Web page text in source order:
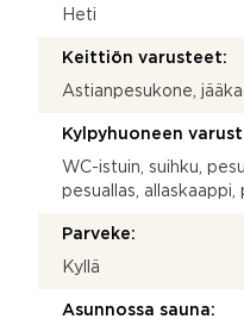
Heti
Keittiön varusteet:
Astianpesukone,
Kylpyhuoneen
WC-istuin, suihku,
pesuallas,
Parveke:
Kyllä
Asunnossa sauna: